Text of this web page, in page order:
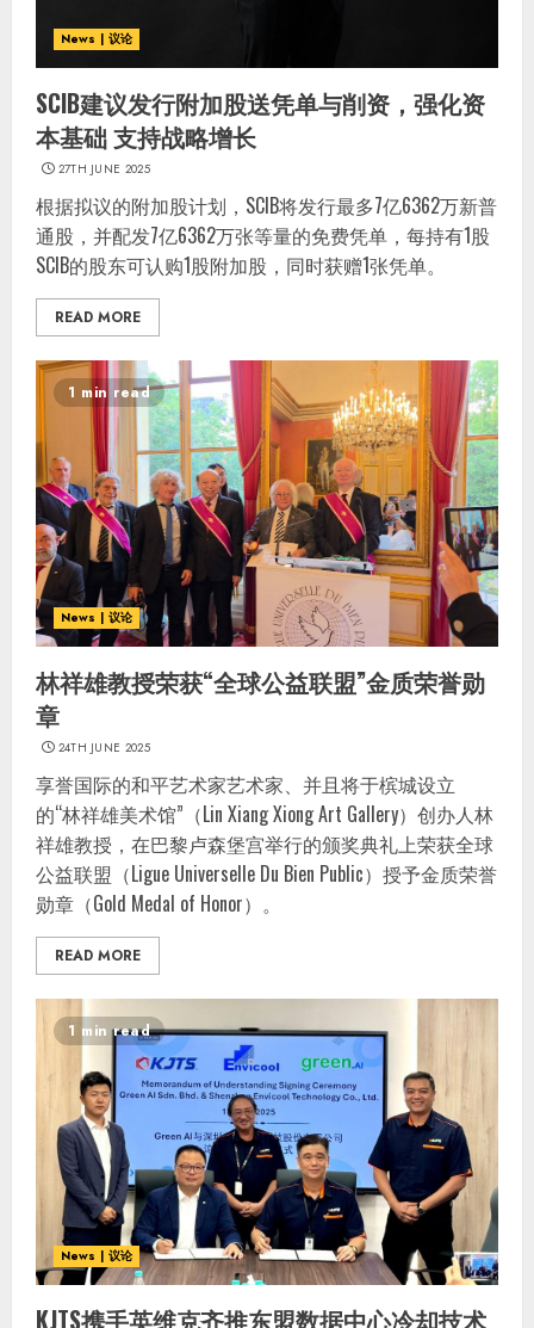
News | 议论
SCIB建议发行附加股送凭单与削资，强化资
本基础 支持战略增长
27TH JUNE 2025
根据拟议的附加股计划，SCIB将发行最多7亿6362万新普
通股，并配发7亿6362万张等量的免费凭单，每持有1股
SCIB的股东可认购1股附加股，同时获赠1张凭单。
READ MORE
1 min read
News | 议论
林祥雄教授荣获“全球公益联盟”金质荣誉勋
章
24TH JUNE 2025
享誉国际的和平艺术家艺术家、并且将于槟城设立
的“林祥雄美术馆”（Lin Xiang Xiong Art Gallery）创办人林
祥雄教授，在巴黎卢森堡宫举行的颁奖典礼上荣获全球
公益联盟（Ligue Universelle Du Bien Public）授予金质荣誉
勋章（Gold Medal of Honor）。
READ MORE
1 min read
News | 议论
KJTS携手英维克齐推东盟数据中心冷却技术